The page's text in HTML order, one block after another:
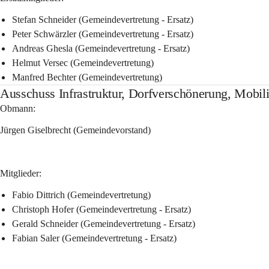
Stefan Schneider (Gemeindevertretung - Ersatz)
Peter Schwärzler (Gemeindevertretung - Ersatz)
Andreas Ghesla (Gemeindevertretung - Ersatz)
Helmut Versec (Gemeindevertretung)
Manfred Bechter (Gemeindevertretung)
Ausschuss Infrastruktur, Dorfverschönerung,
Obmann:
Jürgen Giselbrecht (Gemeindevorstand)
Mitglieder:
Fabio Dittrich (Gemeindevertretung)
Christoph Hofer (Gemeindevertretung - Ersatz)
Gerald Schneider (Gemeindevertretung - Ersatz)
Fabian Saler (Gemeindevertretung - Ersatz)